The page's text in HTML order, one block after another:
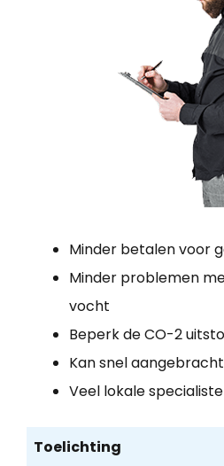
Minder betalen voor
Minder problemen
vocht
Beperk de CO-2
Kan snel
Veel lokale
Toelichting